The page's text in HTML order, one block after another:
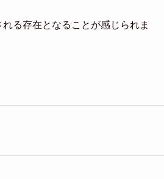
る存在となることが感じられま